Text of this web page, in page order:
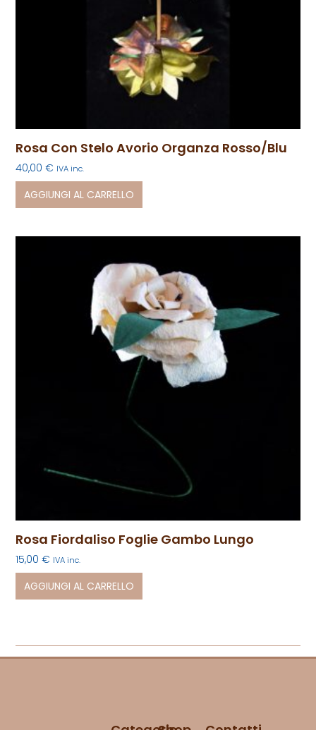
Rosa Con Stelo Avorio Organza Rosso/blu
40,00€ IVA inc.
AGGIUNGI AL CARRELLO
Rosa Fiordaliso Foglie Gambo Lungo
15,00€ IVA inc.
AGGIUNGI AL CARRELLO